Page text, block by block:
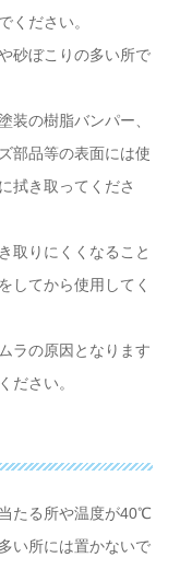
ください。
砂ぼこりの多い所で
装の樹脂バンパー、
部品等の表面には使
拭き取ってくださ
取りにくくなること
してから使用してく
ラの原因となります
ださい。
たる所や温度が40℃
い所には置かないで